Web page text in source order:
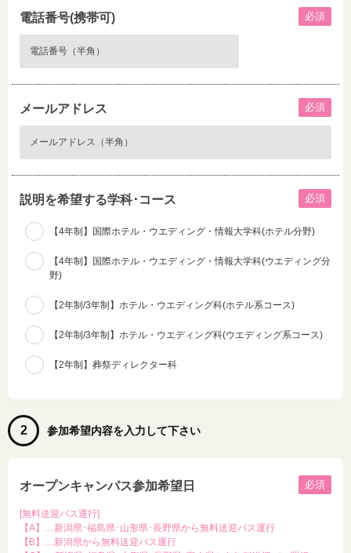
電話番号(携帯可) 必須
メールアドレス 必須
説明を希望する学科･コース 必須
【4年制】国際ホテル・ウエディング・情報大学科(ホテル分野)
【4年制】国際ホテル・ウエディング・情報大学科(ウエディング分
野)
【2年制/3年制】ホテル・ウエディング科(ホテル系コース)
【2年制/3年制】ホテル・ウエディング科(ウエディング系コース)
【2年制】葬祭ディレクター科
2 参加希望内容を入力して下さい
オープンキャンパス参加希望日 必須
[無料送迎バス運行]
【A】…新潟県･福島県･山形県･長野県から無料送迎バス運行
【B】…新潟県から無料送迎バス運行